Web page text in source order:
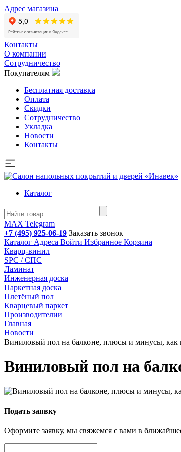
Адрес магазина
Контакты
О компании
Сотрудничество
Покупателям
Бесплатная доставка
Оплата
Скидки
Сотрудничество
Укладка
Новости
Контакты
Каталог
MAX Telegram
+7 (495) 925-06-19 Заказать звонок
Каталог Адреса Войти Избранное Корзина
Кварц-винил
SPC / СПС
Ламинат
Инженерная доска
Паркетная доска
Плетёный пол
Кварцевый паркет
Производителии
Главная
Новости
Виниловый пол на балконе, плюсы и минусы, как
Виниловый пол на
Подать заявку
Оформите заявку, мы свяжемся с вами в